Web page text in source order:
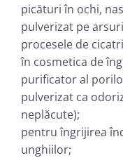
picături în ochi,
pulverizat pe
procesele de
în cosmetica de
purificator al
pulverizat ca
neplăcute);
pentru îngrijirea
unghiilor;